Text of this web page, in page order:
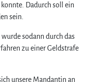
Dadurch soll ein
sein.
sodann durch das
zu einer Geldstrafe
unsere Mandantin an